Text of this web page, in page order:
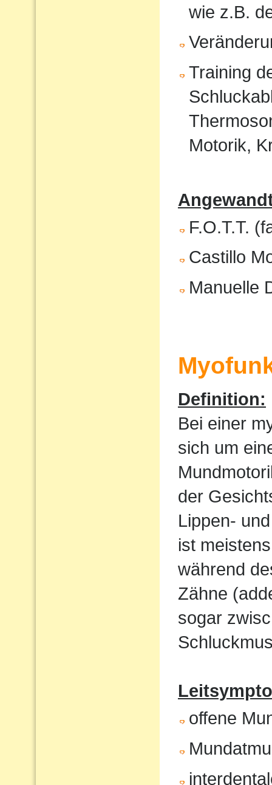
wie z.B.
Training
Motorik,
F.O.T.T.
Castillo
Manuelle
Definition:
Bei einer
sich um
der
Lippen-
ist
während
Zähne
sogar
offene